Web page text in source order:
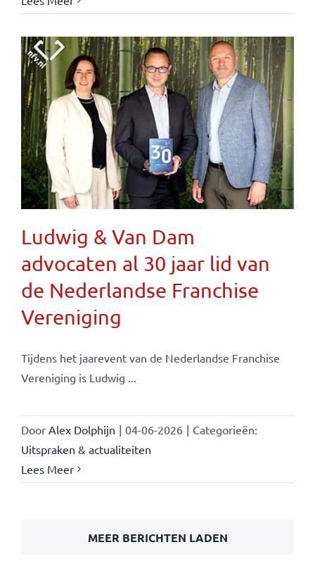
Ludwig & Van Dam
advocaten al 30 jaar lid van
de Nederlandse Franchise
Vereniging
Tijdens het jaarevent van de Nederlandse Franchise
Vereniging is Ludwig ...
Door Alex Dolphijn | 04-06-2026 | Categorieën:
Uitspraken & actualiteiten
Lees Meer
MEER BERICHTEN LADEN